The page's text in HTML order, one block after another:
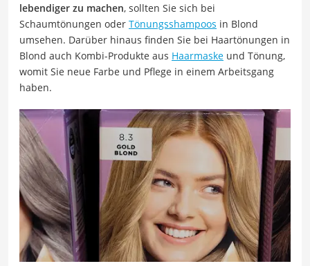
lebendiger zu machen, sollten Sie sich bei
Schaumtönungen oder Tönungsshampoos in Blond
umsehen. Darüber hinaus finden Sie bei Haartönungen in
Blond auch Kombi-Produkte aus Haarmaske und Tönung,
womit Sie neue Farbe und Pflege in einem Arbeitsgang
haben.